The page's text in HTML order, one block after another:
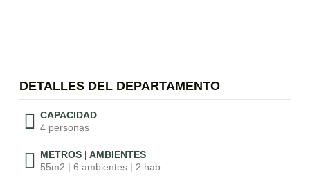
DETALLES DEL DEPARTAMENTO
CAPACIDAD
4 personas
METROS | AMBIENTES
55m2 | 6 ambientes | 2 hab